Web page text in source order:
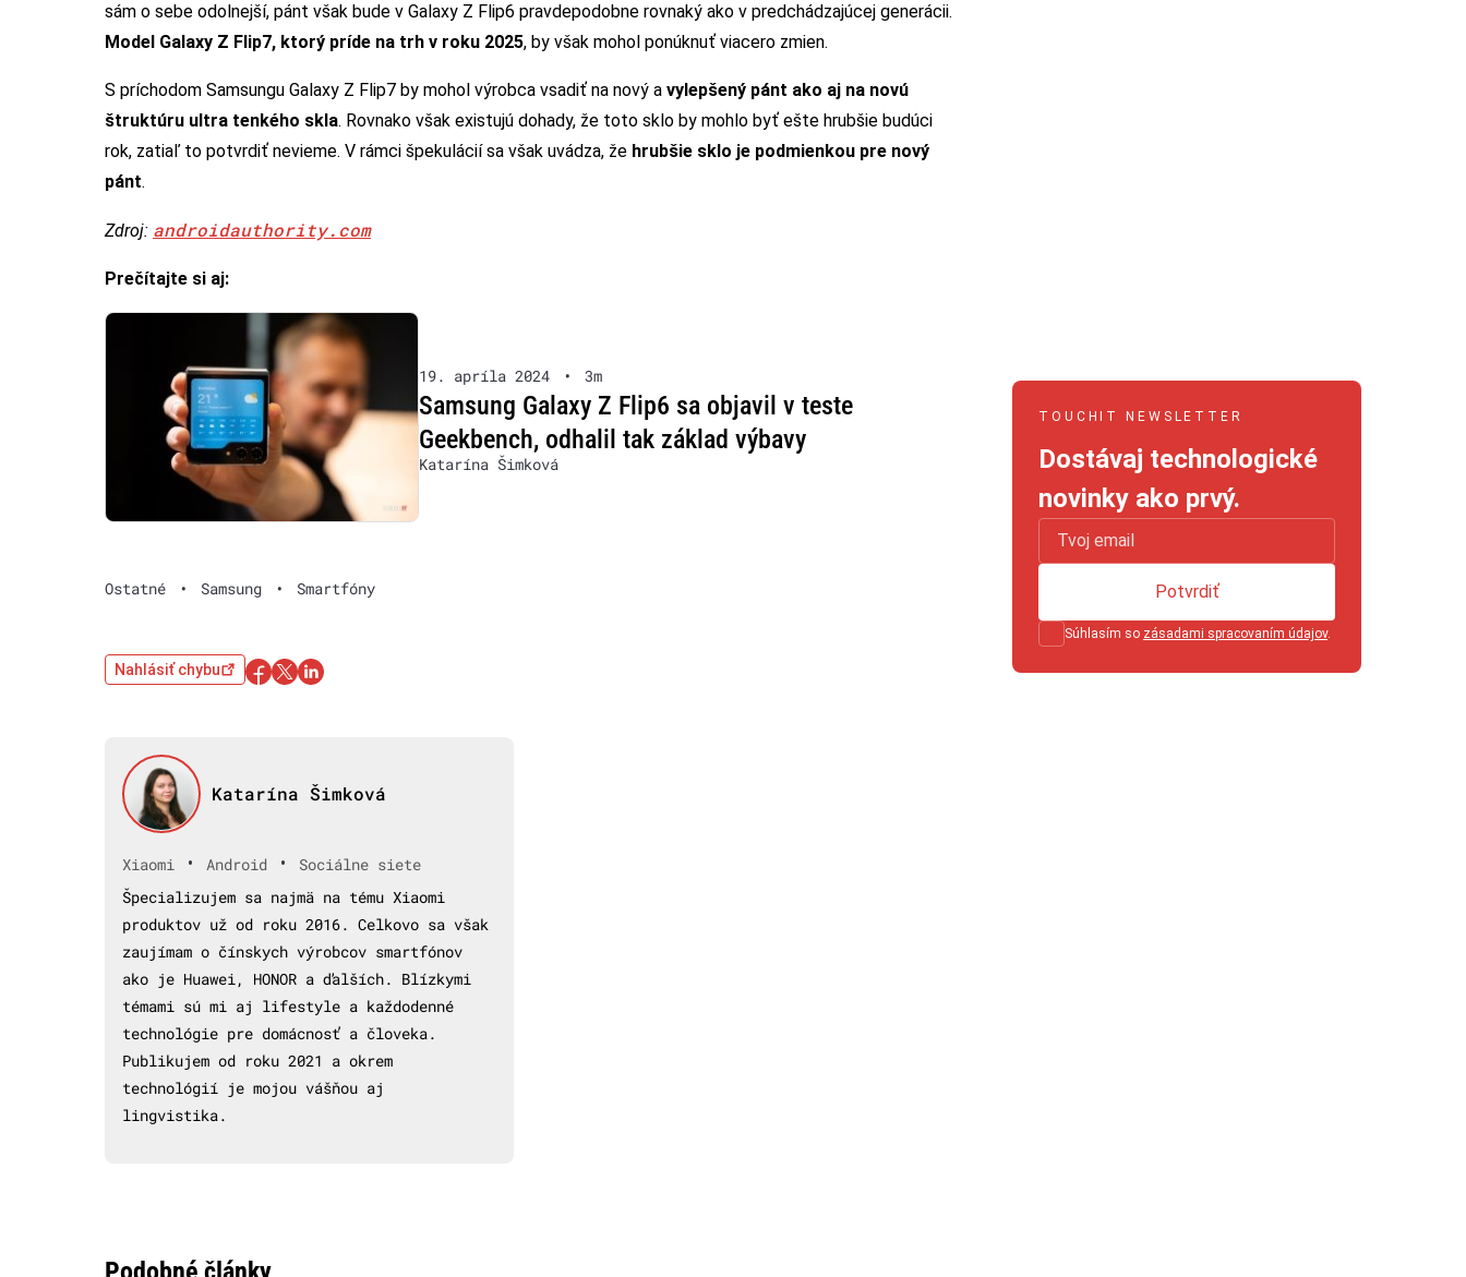
sám o sebe odolnejší, pánt však bude v Galaxy Z Flip6 pravdepodobne rovnaký ako v predchádzajúcej generácii.
Model Galaxy Z Flip7, ktorý príde na trh v roku 2025, by však mohol ponúknuť viacero zmien.
S príchodom Samsungu Galaxy Z Flip7 by mohol výrobca vsadiť na nový a vylepšený pánt ako aj na novú
štruktúru ultra tenkého skla. Rovnako však existujú dohady, že toto sklo by mohlo byť ešte hrubšie budúci
rok, zatiaľ to potvrdiť nevieme. V rámci špekulácií sa však uvádza, že hrubšie sklo je podmienkou pre nový
pánt.
Zdroj: androidauthority.com
Prečítajte si aj:
19. apríla 2024 • 3m
Samsung Galaxy Z Flip6 sa objavil v teste
Geekbench, odhalil tak základ výbavy
Katarína Šimková
Ostatné • Samsung • Smartfóny
Nahlásiť chybu
Katarína Šimková
Xiaomi • Android •
Sociálne siete
Špecializujem sa najmä na tému Xiaomi
produktov už od roku 2016. Celkovo sa však
zaujímam o čínskych výrobcov smartfónov
ako je Huawei, HONOR a ďalších. Blízkymi
témami sú mi aj lifestyle a každodenné
technológie pre domácnosť a človeka.
Publikujem od roku 2021 a okrem
technológií je mojou vášňou aj
lingvistika.
TOUCHIT NEWSLETTER
Dostávaj technologické
novinky ako prvý.
Súhlasím so zásadami spracovaním údajov.
Potvrdiť